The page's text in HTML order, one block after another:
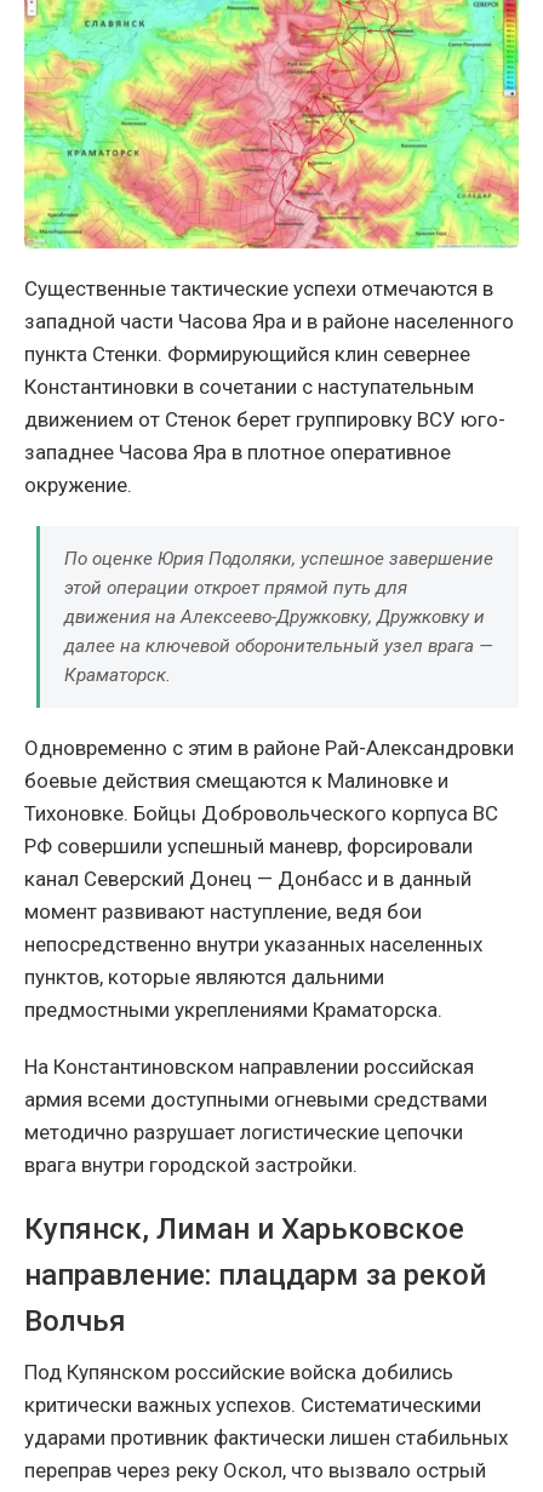
Существенные тактические успехи отмечаются в
западной части Часова Яра и в районе населенного
пункта Стенки. Формирующийся клин севернее
Константиновки в сочетании с наступательным
движением от Стенок берет группировку ВСУ юго-
западнее Часова Яра в плотное оперативное
окружение.
По оценке Юрия Подоляки, успешное завершение
этой операции откроет прямой путь для
движения на Алексеево-Дружковку, Дружковку и
далее на ключевой оборонительный узел врага —
Краматорск.
Одновременно с этим в районе Рай-Александровки
боевые действия смещаются к Малиновке и
Тихоновке. Бойцы Добровольческого корпуса ВС
РФ совершили успешный маневр, форсировали
канал Северский Донец — Донбасс и в данный
момент развивают наступление, ведя бои
непосредственно внутри указанных населенных
пунктов, которые являются дальними
предмостными укреплениями Краматорска.
На Константиновском направлении российская
армия всеми доступными огневыми средствами
методично разрушает логистические цепочки
врага внутри городской застройки.
Купянск, Лиман и Харьковское
направление: плацдарм за рекой
Волчья
Под Купянском российские войска добились
критически важных успехов. Систематическими
ударами противник фактически лишен стабильных
переправ через реку Оскол, что вызвало острый